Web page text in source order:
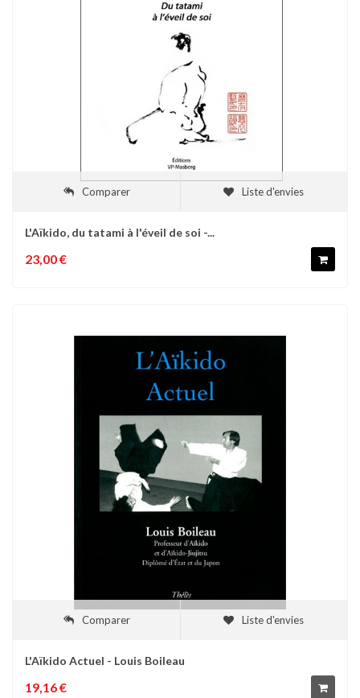
Comparer Liste d'envies
L'Aïkido, du tatami à l'éveil de soi -...
23,00 €
Comparer Liste d'envies
L'Aïkido Actuel - Louis Boileau
19,16 €